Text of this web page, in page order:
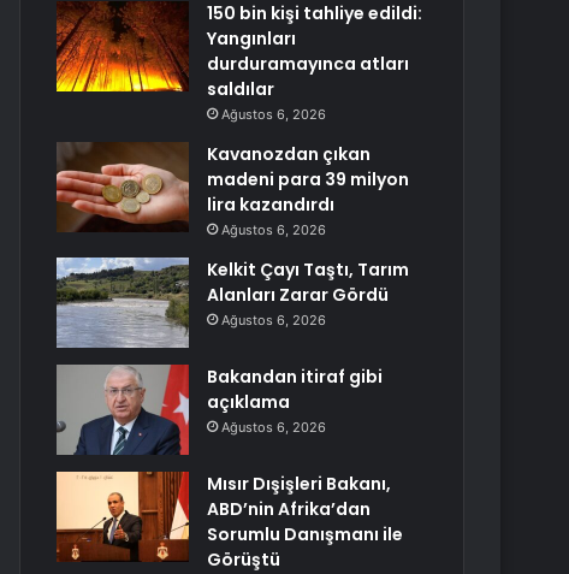
150 bin kişi tahliye edildi:
Yangınları
durduramayınca atları
saldılar
Ağustos 6, 2026
Kavanozdan çıkan
madeni para 39 milyon
lira kazandırdı
Ağustos 6, 2026
Kelkit Çayı Taştı, Tarım
Alanları Zarar Gördü
Ağustos 6, 2026
Bakandan itiraf gibi
açıklama
Ağustos 6, 2026
Mısır Dışişleri Bakanı,
ABD’nin Afrika’dan
Sorumlu Danışmanı ile
Görüştü